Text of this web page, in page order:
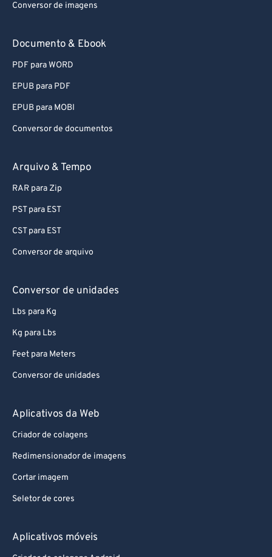
Conversor de imagens
Documento & Ebook
PDF para WORD
EPUB para PDF
EPUB para MOBI
Conversor de documentos
Arquivo & Tempo
RAR para Zip
PST para EST
CST para EST
Conversor de arquivo
Conversor de unidades
Lbs para Kg
Kg para Lbs
Feet para Meters
Conversor de unidades
Aplicativos da Web
Criador de colagens
Redimensionador de imagens
Cortar imagem
Seletor de cores
Aplicativos móveis